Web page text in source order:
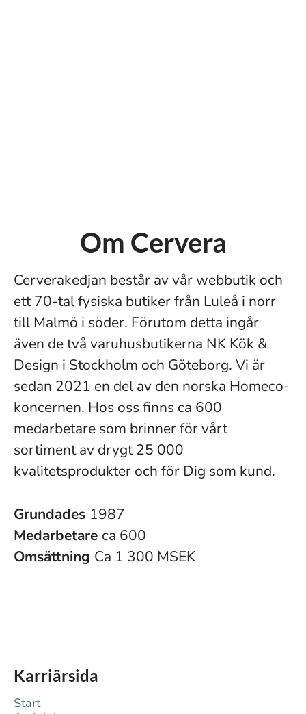
Om Cervera
Cerverakedjan består av vår webbutik och
ett 70-tal fysiska butiker från Luleå i norr
till Malmö i söder. Förutom detta ingår
även de två varuhusbutikerna NK Kök &
Design i Stockholm och Göteborg. Vi är
sedan 2021 en del av den norska Homeco-
koncernen. Hos oss finns ca 600
medarbetare som brinner för vårt
sortiment av drygt 25 000
kvalitetsprodukter och för Dig som kund.
Grundades 1987
Medarbetare ca 600
Omsättning Ca 1 300 MSEK
Karriärsida
Start